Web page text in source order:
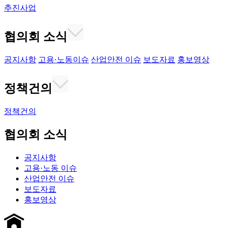
추진사업
협의회 소식
공지사항 고용·노동이슈 산업안전 이슈 보도자료 홍보영상
정책건의
정책건의
협의회 소식
공지사항
고용·노동 이슈
산업안전 이슈
보도자료
홍보영상